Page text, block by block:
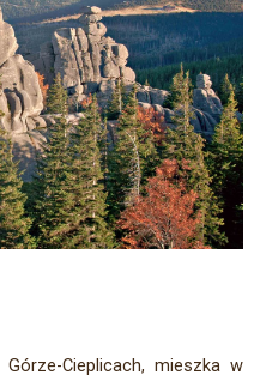
Cieplicach, mieszka w